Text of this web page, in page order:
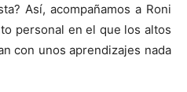
Así, acompañamos a Roni
personal en el que los altos
con unos aprendizajes nada